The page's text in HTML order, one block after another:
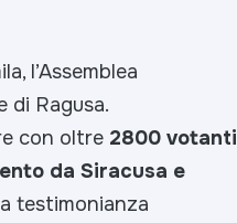
l’Assemblea
di Ragusa.
con oltre 2800 votanti
da Siracusa e
testimonianza